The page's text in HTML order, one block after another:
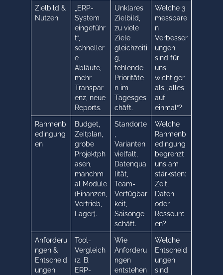
Zielbild &
Nutzen
„ERP-
System
eingeführ
t“,
schneller
e
Abläufe,
mehr
Transpar
enz, neue
Reports.
Unklares
Zielbild,
zu viele
Ziele
gleichzeiti
g,
fehlende
Prioritäte
n im
Tagesges
chäft.
Welche 3
messbare
n
Verbesser
ungen
sind für
uns
wichtiger
als „alles
auf
einmal“?
Rahmenb
edingung
en
Budget,
Zeitplan,
grobe
Projektph
asen,
manchm
al Module
(Finanzen,
Vertrieb,
Lager).
Standorte
Varianten
vielfalt,
Datenqua
lität,
Team-
Verfügbar
keit,
Saisonge
schäft.
Welche
Rahmenb
edingung
begrenzt
uns am
stärksten:
Zeit,
Daten
oder
Ressourc
en?
Anforderu
ngen &
Entscheid
ungen
Tool-
Vergleich
(z. B.
ERP-
Wie
Anforderu
ngen
entstehen
Welche
Entscheid
ungen
sind